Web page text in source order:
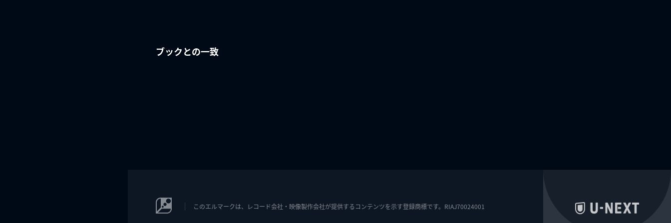
ブックとの一致
このエルマークは、レコード会社・映像製作会社が提供するコンテンツを示す登録商標です。RIAJ70024001